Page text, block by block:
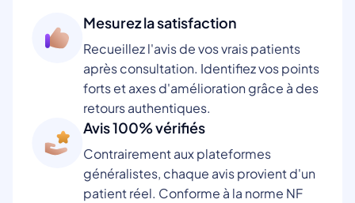
Mesurez la satisfaction
Recueillez l'avis de vos vrais patients
après consultation. Identifiez vos points
forts et axes d'amélioration grâce à des
retours authentiques.
Avis 100% vérifiés
Contrairement aux plateformes
généralistes, chaque avis provient d'un
patient réel. Conforme à la norme NF